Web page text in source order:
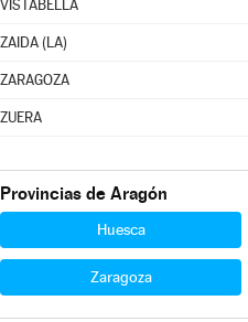
VISTABELLA
ZAIDA (LA)
ZARAGOZA
ZUERA
Provincias de Aragón
Huesca
Zaragoza